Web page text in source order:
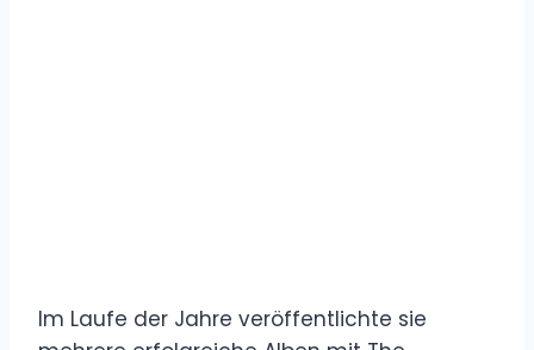
Im Laufe der Jahre veröffentlichte sie